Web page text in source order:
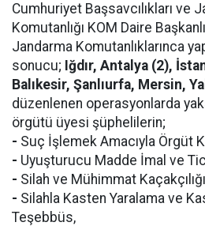
Cumhuriyet Başsavcılıkları ve
Komutanlığı KOM Daire
Jandarma Komutanlıklarınca
sonucu; Iğdır, Antalya (2),
Balıkesir, Şanlıurfa, Mersin,
düzenlenen operasyonlarda
örgütü üyesi şüphelilerin;
- Suç İşlemek Amacıyla Örgüt
- Uyuşturucu Madde İmal ve
- Silah ve Mühimmat
- Silahla Kasten Yaralama ve
Teşebbüs,